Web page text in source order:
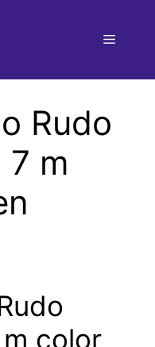
Menú
Rudo
m
color